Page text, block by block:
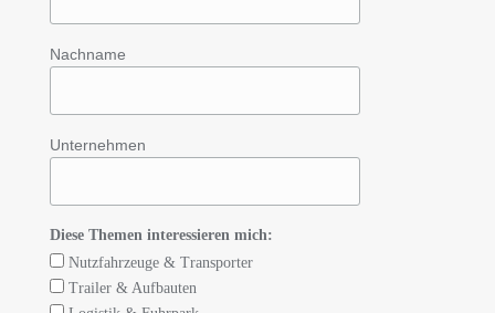
Nachname
Unternehmen
Diese Themen interessieren mich:
Nutzfahrzeuge & Transporter
Trailer & Aufbauten